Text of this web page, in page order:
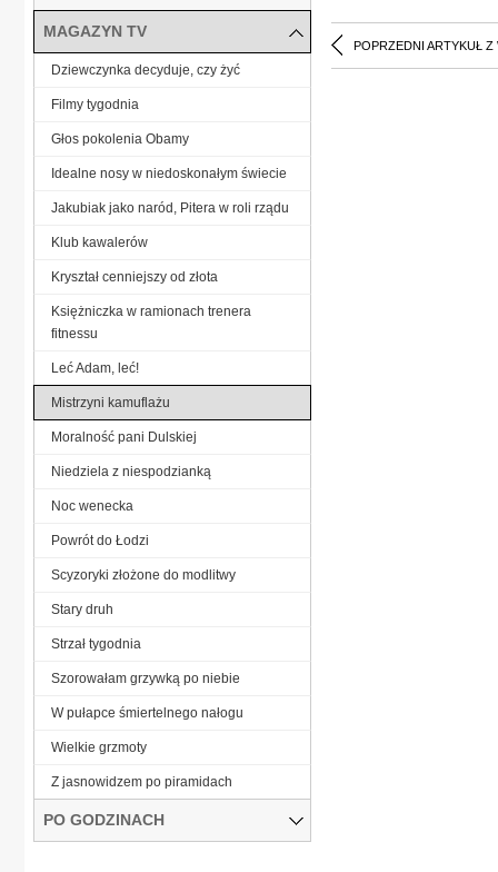
POPRZEDNI ARTYKUŁ Z
MAGAZYN TV
Dziewczynka decyduje, czy żyć
Filmy tygodnia
Głos pokolenia Obamy
Idealne nosy w niedoskonałym świecie
Jakubiak jako naród, Pitera w roli rządu
Klub kawalerów
Kryształ cenniejszy od złota
Księżniczka w ramionach trenera
fitnessu
Leć Adam, leć!
Mistrzyni kamuflażu
Moralność pani Dulskiej
Niedziela z niespodzianką
Noc wenecka
Powrót do Łodzi
Scyzoryki złożone do modlitwy
Stary druh
Strzał tygodnia
Szorowałam grzywką po niebie
W pułapce śmiertelnego nałogu
Wielkie grzmoty
Z jasnowidzem po piramidach
PO GODZINACH